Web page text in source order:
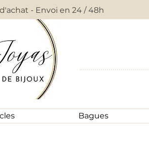
- Envoi en 24 / 48h
Bagues